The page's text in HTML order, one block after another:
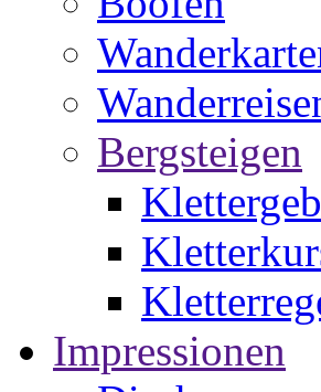
Bergsteigen
Impressionen